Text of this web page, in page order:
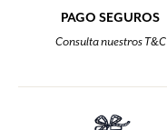
PAGO SEGUROS
Consulta nuestros T&C